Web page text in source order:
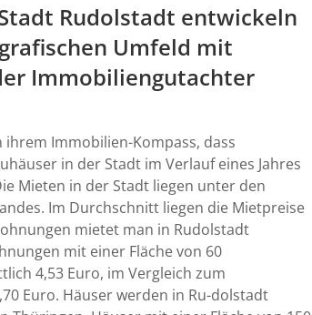
Rudolstadt entwickeln
Umfeld mit
Immobiliengutachter
Immobilien-Kompass, dass
in der Stadt im Verlauf eines Jahres
Mieten in der Stadt liegen unter den
Im Durchschnitt liegen die Mietpreise
mietet man in Rudolstadt
mit einer Fläche von 60
4,53 Euro, im Vergleich zum
Euro. Häuser werden in Ru-dolstadt